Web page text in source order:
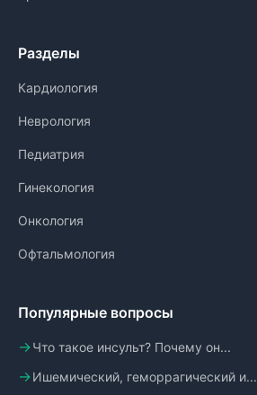
Разделы
Кардиология
Неврология
Педиатрия
Гинекология
Онкология
Офтальмология
Популярные вопросы
Что такое инсульт? Почему он...
Ишемический, геморрагический и...